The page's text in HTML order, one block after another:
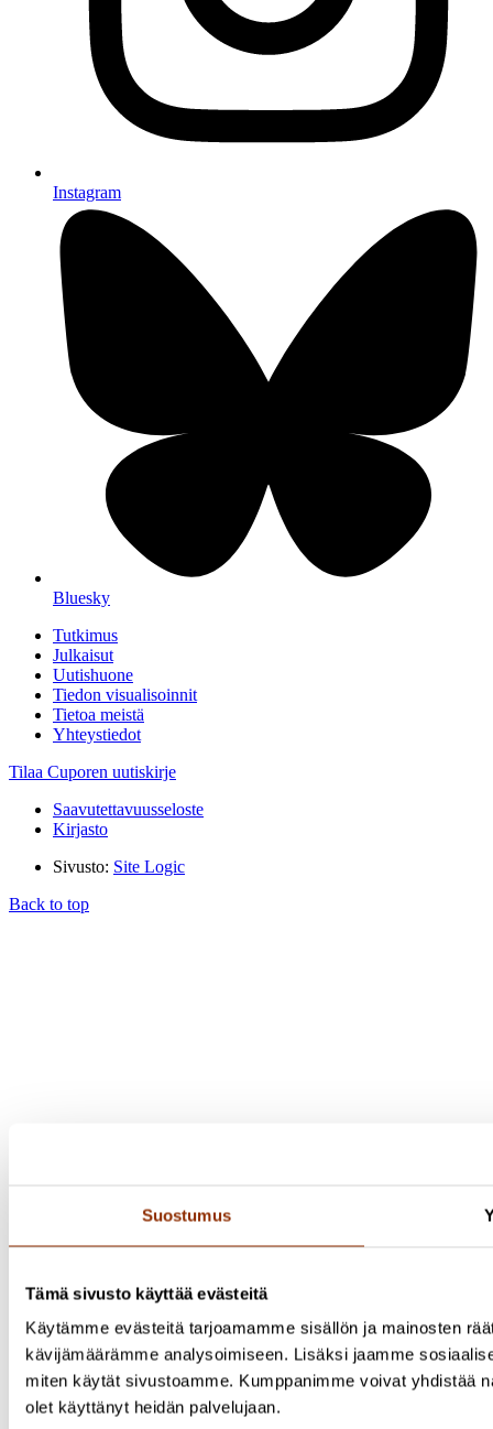
Suostumus
Tämä sivusto käyttää evästeitä
Käytämme evästeitä tarjoamamme sisällön ja mainosten
kävijämäärämme analysoimiseen. Lisäksi jaamme
miten käytät sivustoamme. Kumppanimme voivat yhdistää
olet käyttänyt heidän palvelujaan.
Instagram
Bluesky
Tutkimus
Julkaisut
Uutishuone
Tiedon visualisoinnit
Tietoa meistä
Yhteystiedot
Tilaa Cuporen uutiskirje
Saavutettavuusseloste
Kirjasto
Sivusto: Site Logic
Back to top